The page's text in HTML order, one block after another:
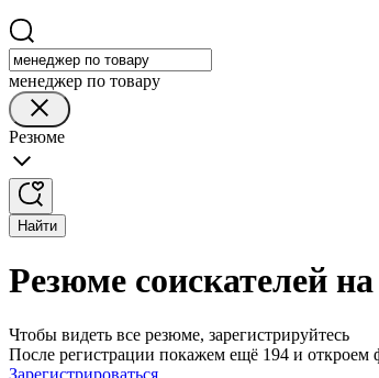
менеджер по товару
Резюме
Найти
Резюме соискателей
Чтобы видеть все резюме, зарегистрируйтесь
После регистрации покажем ещё 194 и откроем
Зарегистрироваться